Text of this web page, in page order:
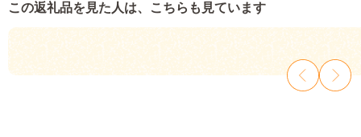
この返礼品を見た人は、こちらも見ています